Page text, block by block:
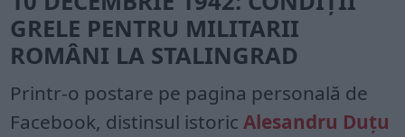
GRELE PENTRU MILITARII
ROMÂNI LA STALINGRAD
Printr-o postare pe pagina personală de
Facebook, distinsul istoricAlesandru Duțu